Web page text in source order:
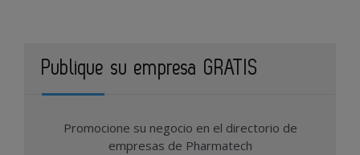
Publique su empresa GRATIS
Promocione su negocio en el directorio de
empresas de Pharmatech